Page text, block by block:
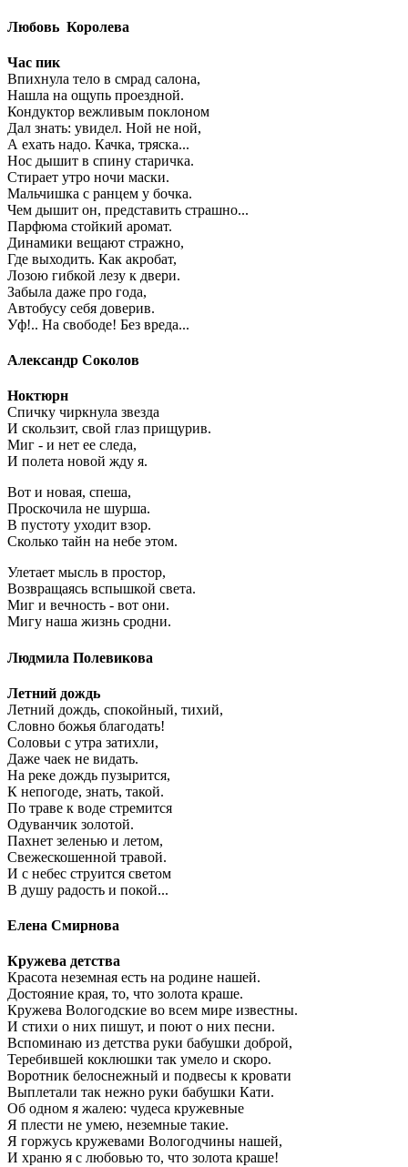
Любовь Королева
Час пик
Впихнула тело в смрад салона,
Нашла на ощупь проездной.
Кондуктор вежливым поклоном
Дал знать: увидел. Ной не ной,
А ехать надо. Качка, тряска...
Нос дышит в спину старичка.
Стирает утро ночи маски.
Мальчишка с ранцем у бочка.
Чем дышит он, представить страшно...
Парфюма стойкий аромат.
Динамики вещают стражно,
Где выходить. Как акробат,
Лозою гибкой лезу к двери.
Забыла даже про года,
Автобусу себя доверив.
Уф!.. На свободе! Без вреда...
Александр Соколов
Ноктюрн
Спичку чиркнула звезда
И скользит, свой глаз прищурив.
Миг - и нет ее следа,
И полета новой жду я.
Вот и новая, спеша,
Проскочила не шурша.
В пустоту уходит взор.
Сколько тайн на небе этом.
Улетает мысль в простор,
Возвращаясь вспышкой света.
Миг и вечность - вот они.
Мигу наша жизнь сродни.
Людмила Полевикова
Летний дождь
Летний дождь, спокойный, тихий,
Словно божья благодать!
Соловьи с утра затихли,
Даже чаек не видать.
На реке дождь пузырится,
К непогоде, знать, такой.
По траве к воде стремится
Одуванчик золотой.
Пахнет зеленью и летом,
Свежескошенной травой.
И с небес струится светом
В душу радость и покой...
Елена Смирнова
Кружева детства
Красота неземная есть на родине нашей.
Достояние края, то, что золота краше.
Кружева Вологодские во всем мире известны.
И стихи о них пишут, и поют о них песни.
Вспоминаю из детства руки бабушки доброй,
Теребившей коклюшки так умело и скоро.
Воротник белоснежный и подвесы к кровати
Выплетали так нежно руки бабушки Кати.
Об одном я жалею: чудеса кружевные
Я плести не умею, неземные такие.
Я горжусь кружевами Вологодчины нашей,
И храню я с любовью то, что золота краше!